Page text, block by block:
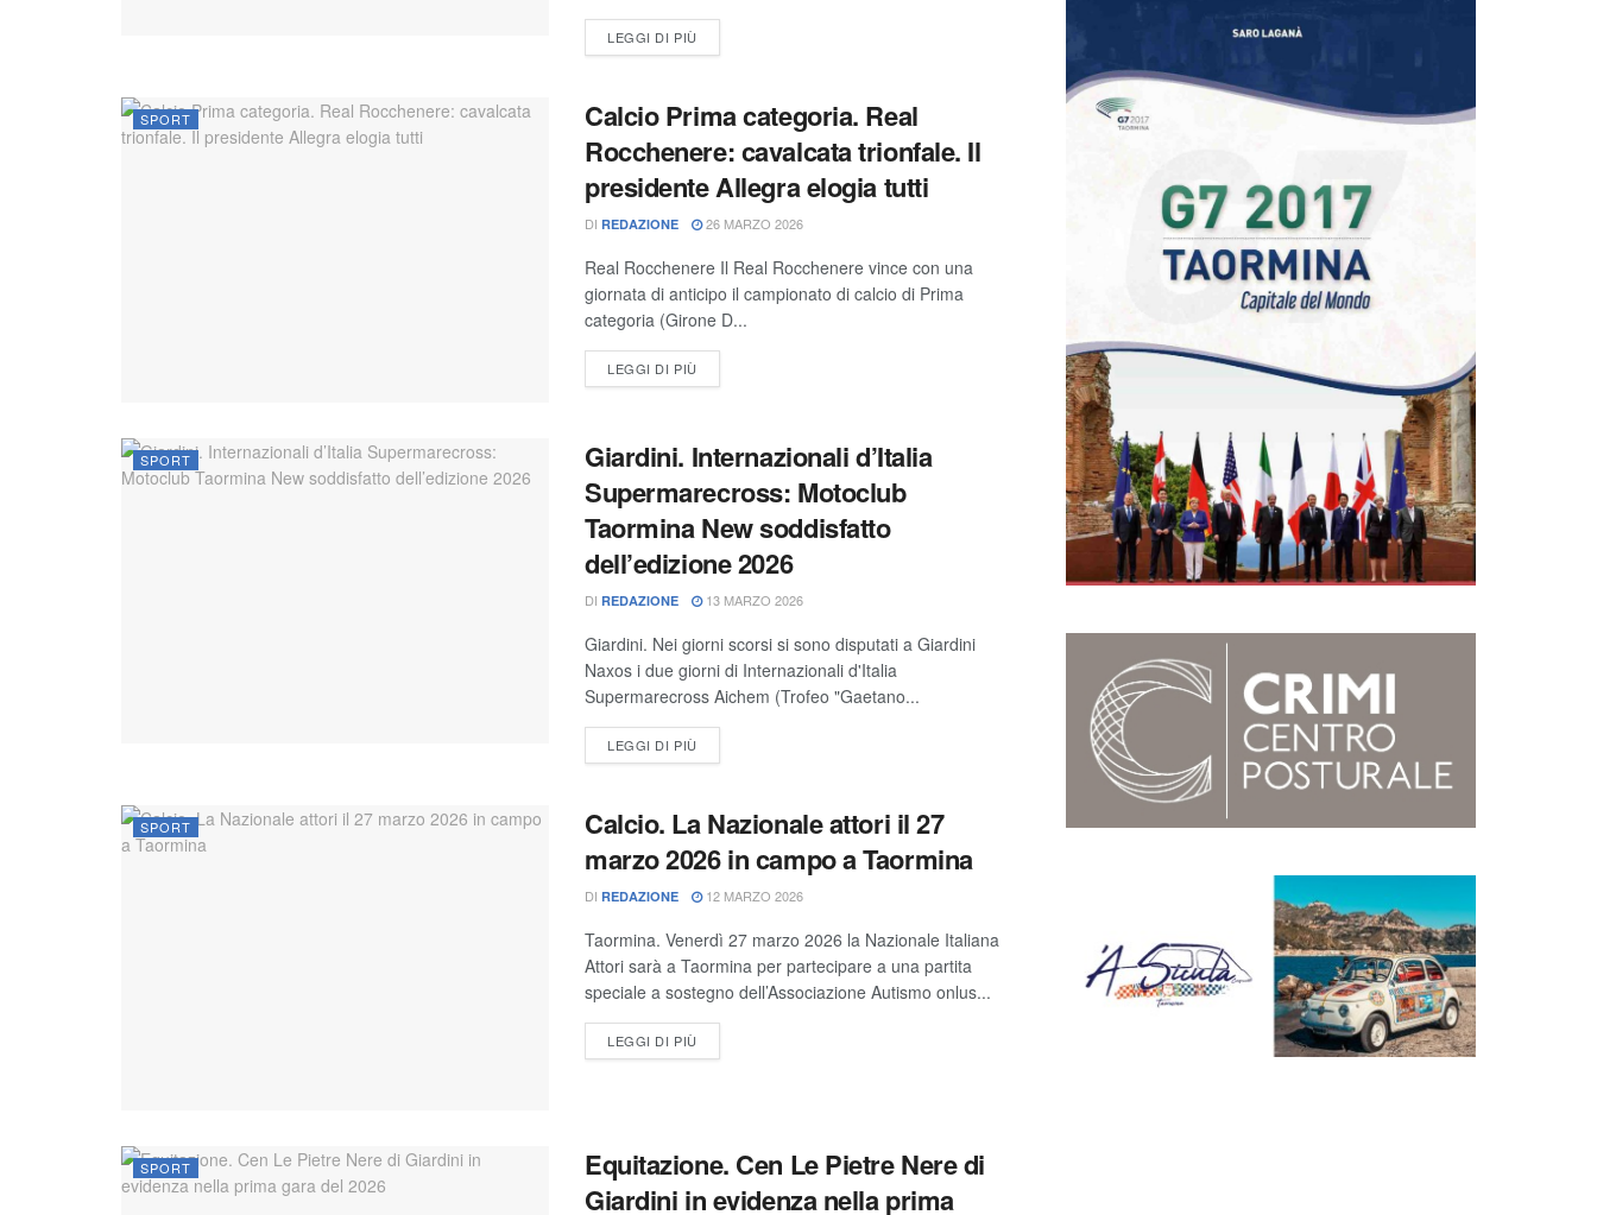
LEGGI DI PIÙ
SPORT
Calcio Prima categoria. Real
Rocchenere: cavalcata trionfale. Il
presidente Allegra elogia tutti
DI REDAZIONE 26 MARZO 2026
Real Rocchenere Il Real Rocchenere vince con una
giornata di anticipo il campionato di calcio di Prima
categoria (Girone D...
LEGGI DI PIÙ
SPORT
Giardini. Internazionali d’Italia
Supermarecross: Motoclub
Taormina New soddisfatto
dell’edizione 2026
DI REDAZIONE 13 MARZO 2026
Giardini. Nei giorni scorsi si sono disputati a Giardini
Naxos i due giorni di Internazionali d'Italia
Supermarecross Aichem (Trofeo "Gaetano...
LEGGI DI PIÙ
SPORT
Calcio. La Nazionale attori il 27
marzo 2026 in campo a Taormina
DI REDAZIONE 12 MARZO 2026
Taormina. Venerdì 27 marzo 2026 la Nazionale Italiana
Attori sarà a Taormina per partecipare a una partita
speciale a sostegno dell’Associazione Autismo onlus...
LEGGI DI PIÙ
SPORT
Equitazione. Cen Le Pietre Nere di
Giardini in evidenza nella prima